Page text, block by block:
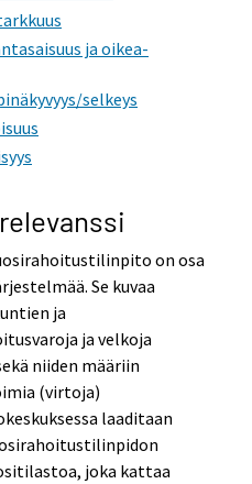
ja oikea-
selkeys
on osa
Se kuvaa
ja
ja velkoja
niiden määriin
(virtoja)
laaditaan
joka kattaa